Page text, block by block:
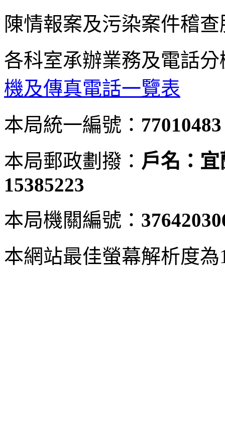
陳情報案及污染案件稽
各科室承辦業務及電話分
機及傳真電話一覽表
本局統一編號： 77010483
本局郵政劃撥： 戶名：
15385223
本局機關編號：
本網站最佳螢幕解析度